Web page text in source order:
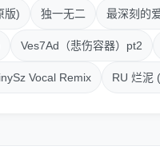
留的越久越让人神智不清
离我太近 会看得入迷
的任何一个局部都很抢镜
版) 独一无二 最深刻的
Ves7Ad（悲伤容器）pt2
Vocal Remix RU 烂泥